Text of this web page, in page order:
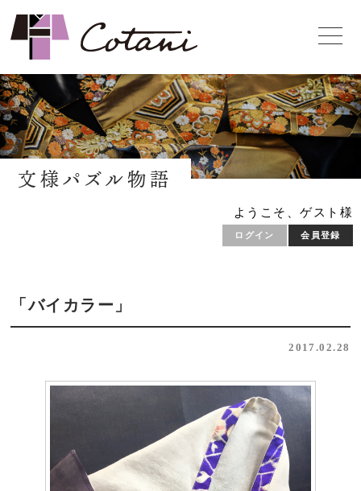
文様パズル物語
ようこそ、ゲスト様
ログイン 会員登録
「バイカラー」
2017.02.28